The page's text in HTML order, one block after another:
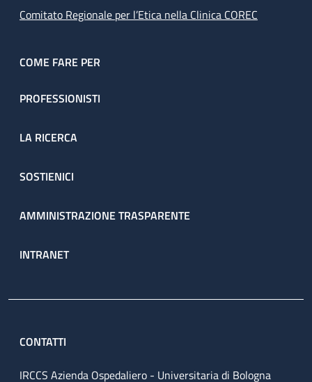
Comitato Regionale per l’Etica nella Clinica COREC
COME FARE PER
PROFESSIONISTI
LA RICERCA
SOSTIENICI
AMMINISTRAZIONE TRASPARENTE
INTRANET
CONTATTI
IRCCS Azienda Ospedaliero - Universitaria di Bologna